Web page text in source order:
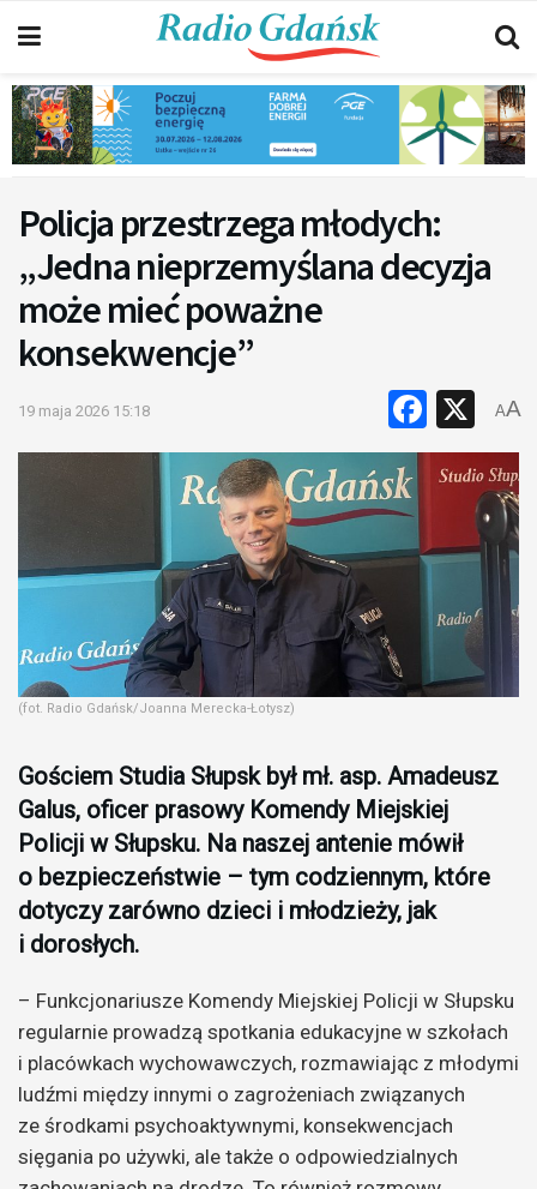
Policja przestrzega młodych:
„Jedna nieprzemyślana decyzja
może mieć poważne
konsekwencje”
19 maja 2026 15:18 X
AA
(fot. Radio Gdańsk/Joanna Merecka-Łotysz)
Gościem Studia Słupsk był mł. asp. Amadeusz
Galus, oficer prasowy Komendy Miejskiej
Policji w Słupsku. Na naszej antenie mówił
o bezpieczeństwie – tym codziennym, które
dotyczy zarówno dzieci i młodzieży, jak
i dorosłych.
– Funkcjonariusze Komendy Miejskiej Policji w Słupsku
regularnie prowadzą spotkania edukacyjne w szkołach
i placówkach wychowawczych, rozmawiając z młodymi
ludźmi między innymi o zagrożeniach związanych
ze środkami psychoaktywnymi, konsekwencjach
sięgania po używki, ale także o odpowiedzialnych